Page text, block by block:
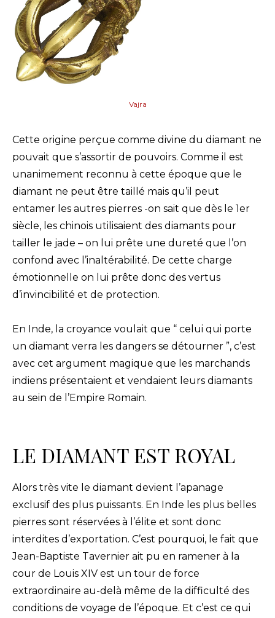
Vajra
Cette origine perçue comme divine du diamant ne
pouvait que s’assortir de pouvoirs. Comme il est
unanimement reconnu à cette époque que le
diamant ne peut être taillé mais qu’il peut
entamer les autres pierres -on sait que dès le 1er
siècle, les chinois utilisaient des diamants pour
tailler le jade – on lui prête une dureté que l’on
confond avec l’inaltérabilité. De cette charge
émotionnelle on lui prête donc des vertus
d’invincibilité et de protection.
En Inde, la croyance voulait que “ celui qui porte
un diamant verra les dangers se détourner ”, c’est
avec cet argument magique que les marchands
indiens présentaient et vendaient leurs diamants
au sein de l’Empire Romain.
LE DIAMANT EST ROYAL
Alors très vite le diamant devient l’apanage
exclusif des plus puissants. En Inde les plus belles
pierres sont réservées à l’élite et sont donc
interdites d’exportation. C’est pourquoi, le fait que
Jean-Baptiste Tavernier ait pu en ramener à la
cour de Louis XIV est un tour de force
extraordinaire au-delà même de la difficulté des
conditions de voyage de l’époque. Et c’est ce qui